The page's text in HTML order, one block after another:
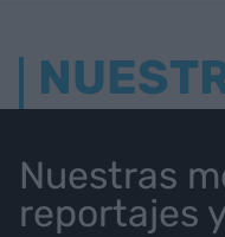
Nuestras
reportajes